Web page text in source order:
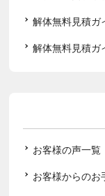
解体無料見積ガ
解体無料見積ガ
お客様の声一覧
お客様からのお